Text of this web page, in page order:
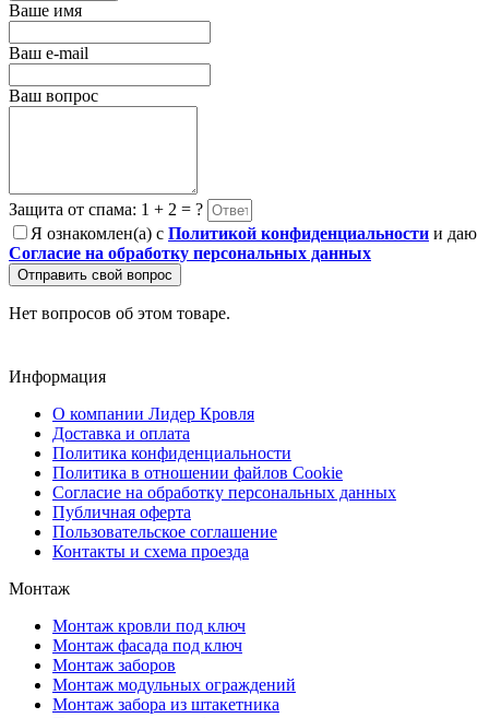
Ваше имя
Ваш e-mail
Ваш вопрос
Защита от спама: 1 + 2 = ?
Я ознакомлен(а) с Политикой конфиденциальности и даю
Согласие на обработку персональных данных
Отправить свой вопрос
Нет вопросов об этом товаре.
Информация
О компании Лидер Кровля
Доставка и оплата
Политика конфиденциальности
Политика в отношении файлов Cookie
Согласие на обработку персональных данных
Публичная оферта
Пользовательское соглашение
Контакты и схема проезда
Монтаж
Монтаж кровли под ключ
Монтаж фасада под ключ
Монтаж заборов
Монтаж модульных ограждений
Монтаж забора из штакетника